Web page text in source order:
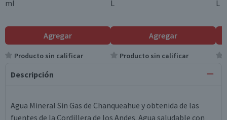
ml
Agregar
Producto sin calificar
L
Agregar
Producto sin calificar
L
Descripción
Agua Mineral Sin Gas de Chanqueahue y obtenida de las
fuentes de la Cordillera de los Andes. Agua saludable con